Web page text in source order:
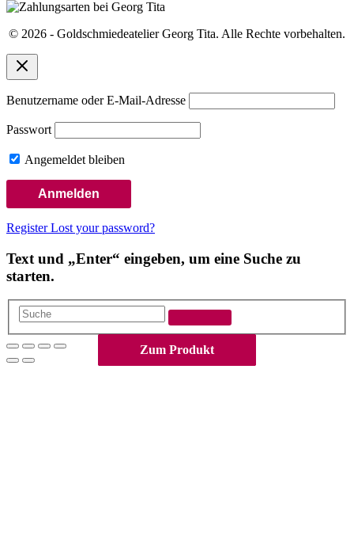
Zum Produkt
Zum Produkt
Zum Produkt
Zum Produkt
Zum Produkt
© 2026 - Goldschmiedeatelier Georg Tita. Alle Rechte vorbehalten.
Benutzername oder E-Mail-Adresse
Passwort
Angemeldet bleiben
Register Lost your password?
Text und „Enter“ eingeben, um eine Suche zu
starten.
Suche
Nach
oben